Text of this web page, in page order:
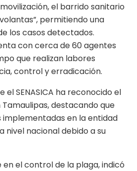
el barrido sanitario
permitiendo una
los casos detectados.
con cerca de 60 agentes
que realizan labores
control y erradicación.
el SENASICA ha reconocido el
destacando que
en la entidad
nivel nacional debido a su
en el control de la plaga, indicó